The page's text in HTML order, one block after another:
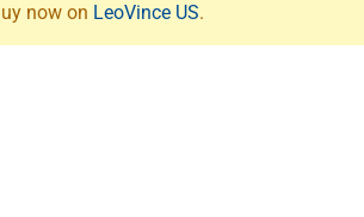
now on LeoVince US.